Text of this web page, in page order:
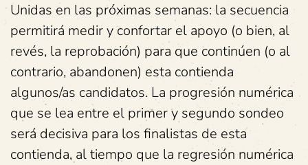
Unidas en las próximas semanas: la secuencia
permitirá medir y confortar el apoyo (o bien, al
revés, la reprobación) para que continúen (o al
contrario, abandonen) esta contienda
algunos/as candidatos. La progresión numérica
que se lea entre el primer y segundo sondeo
será decisiva para los finalistas de esta
contienda, al tiempo que la regresión numérica